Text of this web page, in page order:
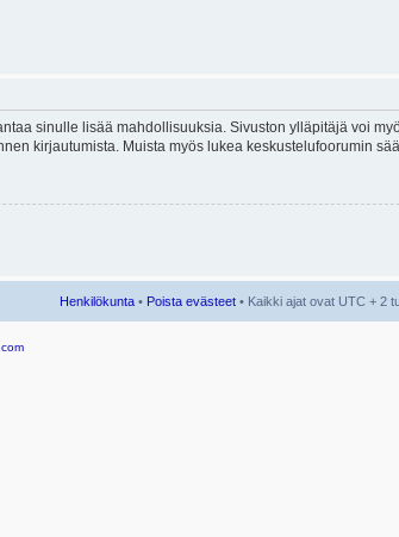
sinulle lisää mahdollisuuksia. Sivuston ylläpitäjä voi
kirjautumista. Muista myös lukea keskustelufoorumin
Henkilökunta • Poista evästeet • Kaikki ajat ovat UTC + 2